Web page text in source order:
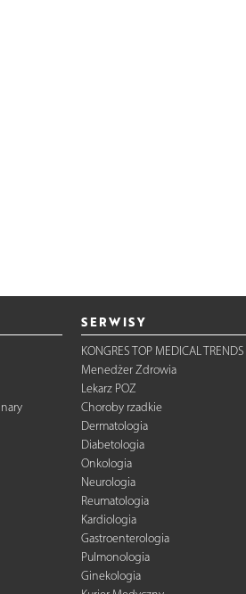
SERWISY
KONGRES TOP MEDICAL TRENDS
Menedżer Zdrowia
Lekarz POZ
Choroby rzadkie
Dermatologia
Diabetologia
Onkologia
Neurologia
Reumatologia
Kardiologia
Gastroenterologia
Pulmonologia
Ginekologia